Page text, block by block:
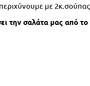
με
την σαλάτα μας από